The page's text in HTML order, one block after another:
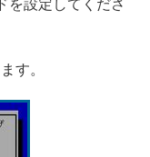
を設定してくださ
す。